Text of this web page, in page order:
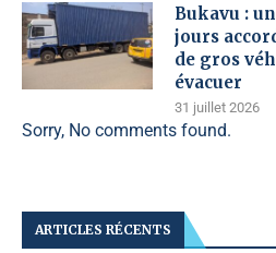
Bukavu :
jours
de gros
évacuer
31 juillet 2026
Sorry, No comments found.
ARTICLES RÉCENTS